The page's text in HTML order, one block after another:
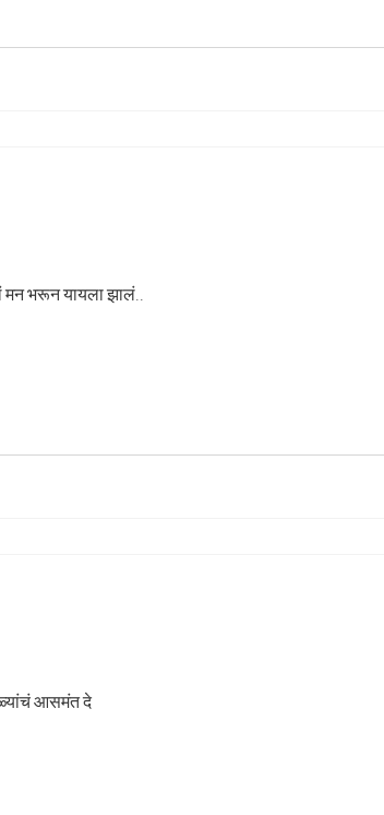
जेव्हा काळीज गदगदून व्हायला झालं मन भरून यायला झालं..
तुझ्या डोळ्यांचं आसमंत दे